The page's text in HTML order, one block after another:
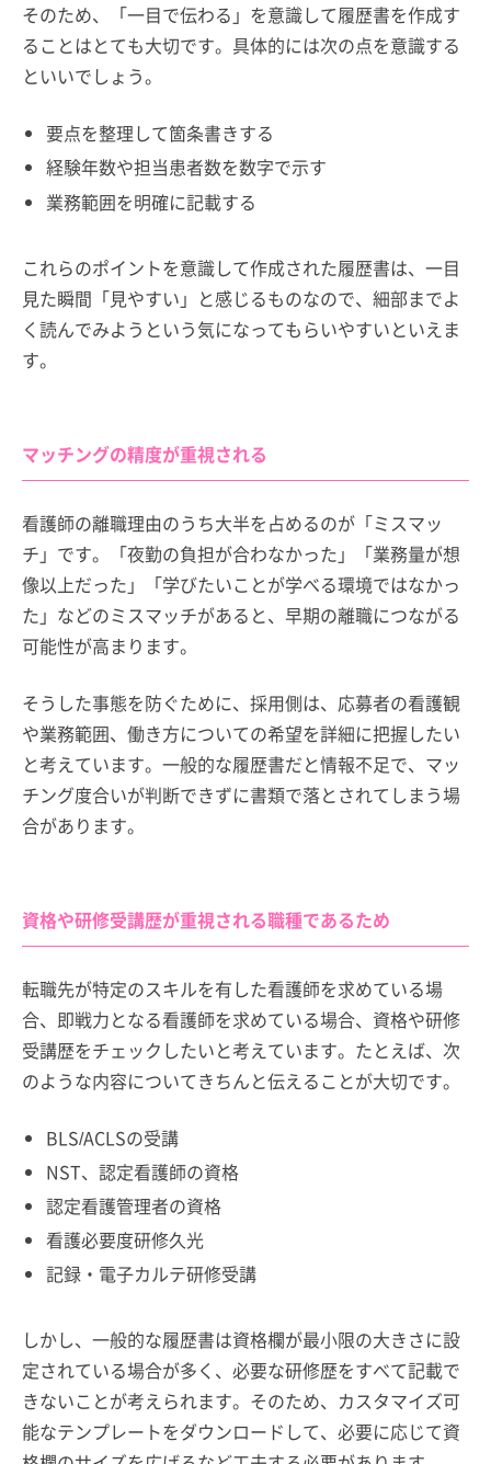
そのため、「一目で伝わる」を意識して履歴書を作成す
ることはとても大切です。具体的には次の点を意識する
といいでしょう。
要点を整理して箇条書きする
経験年数や担当患者数を数字で示す
業務範囲を明確に記載する
これらのポイントを意識して作成された履歴書は、一目
見た瞬間「見やすい」と感じるものなので、細部までよ
く読んでみようという気になってもらいやすいといえま
す。
マッチングの精度が重視される
看護師の離職理由のうち大半を占めるのが「ミスマッ
チ」です。「夜勤の負担が合わなかった」「業務量が想
像以上だった」「学びたいことが学べる環境ではなかっ
た」などのミスマッチがあると、早期の離職につながる
可能性が高まります。
そうした事態を防ぐために、採用側は、応募者の看護観
や業務範囲、働き方についての希望を詳細に把握したい
と考えています。一般的な履歴書だと情報不足で、マッ
チング度合いが判断できずに書類で落とされてしまう場
合があります。
資格や研修受講歴が重視される職種であるため
転職先が特定のスキルを有した看護師を求めている場
合、即戦力となる看護師を求めている場合、資格や研修
受講歴をチェックしたいと考えています。たとえば、次
のような内容についてきちんと伝えることが大切です。
BLS/ACLSの受講
NST、認定看護師の資格
認定看護管理者の資格
看護必要度研修久光
記録・電子カルテ研修受講
しかし、一般的な履歴書は資格欄が最小限の大きさに設
定されている場合が多く、必要な研修歴をすべて記載で
きないことが考えられます。そのため、カスタマイズ可
能なテンプレートをダウンロードして、必要に応じて資